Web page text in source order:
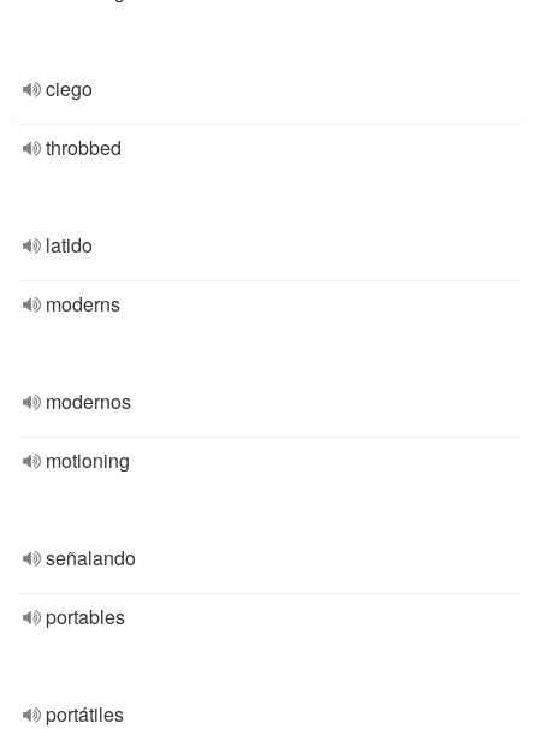
ciego
throbbed
latido
moderns
modernos
motioning
señalando
portables
portátiles